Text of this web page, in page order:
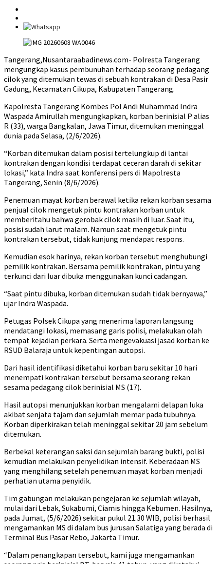
Tangerang,Nusantaraabadinews.com- Polresta Tangerang
mengungkap kasus pembunuhan terhadap seorang pedagang
cilok yang ditemukan tewas di sebuah kontrakan di Desa Pasir
Gadung, Kecamatan Cikupa, Kabupaten Tangerang.
Kapolresta Tangerang Kombes Pol Andi Muhammad Indra
Waspada Amirullah mengungkapkan, korban berinisial P alias
R (33), warga Bangkalan, Jawa Timur, ditemukan meninggal
dunia pada Selasa, (2/6/2026).
“Korban ditemukan dalam posisi tertelungkup di lantai
kontrakan dengan kondisi terdapat ceceran darah di sekitar
lokasi,” kata Indra saat konferensi pers di Mapolresta
Tangerang, Senin (8/6/2026).
Penemuan mayat korban berawal ketika rekan korban sesama
penjual cilok mengetuk pintu kontrakan korban untuk
memberitahu bahwa gerobak cilok masih di luar. Saat itu,
posisi sudah larut malam. Namun saat mengetuk pintu
kontrakan tersebut, tidak kunjung mendapat respons.
Kemudian esok harinya, rekan korban tersebut menghubungi
pemilik kontrakan. Bersama pemilik kontrakan, pintu yang
terkunci dari luar dibuka menggunakan kunci cadangan.
“Saat pintu dibuka, korban ditemukan sudah tidak bernyawa,”
ujar Indra Waspada.
Petugas Polsek Cikupa yang menerima laporan langsung
mendatangi lokasi, memasang garis polisi, melakukan olah
tempat kejadian perkara. Serta mengevakuasi jasad korban ke
RSUD Balaraja untuk kepentingan autopsi.
Dari hasil identifikasi diketahui korban baru sekitar 10 hari
menempati kontrakan tersebut bersama seorang rekan
sesama pedagang cilok berinisial MS (17).
Hasil autopsi menunjukkan korban mengalami delapan luka
akibat senjata tajam dan sejumlah memar pada tubuhnya.
Korban diperkirakan telah meninggal sekitar 20 jam sebelum
ditemukan.
Berbekal keterangan saksi dan sejumlah barang bukti, polisi
kemudian melakukan penyelidikan intensif. Keberadaan MS
yang menghilang setelah penemuan mayat korban menjadi
perhatian utama penyidik.
Tim gabungan melakukan pengejaran ke sejumlah wilayah,
mulai dari Lebak, Sukabumi, Ciamis hingga Kebumen. Hasilnya,
pada Jumat, (5/6/2026) sekitar pukul 21.30 WIB, polisi berhasil
mengamankan MS di dalam bus jurusan Salatiga yang berada di
Terminal Bus Pasar Rebo, Jakarta Timur.
“Dalam penangkapan tersebut, kami juga mengamankan